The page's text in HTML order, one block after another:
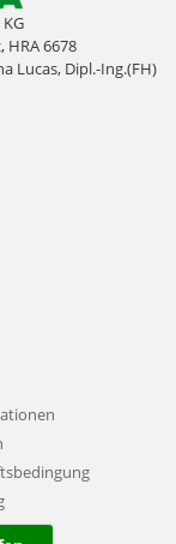
6678
Lucas, Dipl.-Ing.(FH)